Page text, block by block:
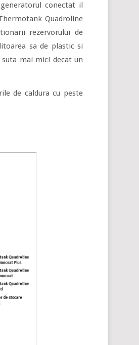
conectat il
Quadroline
rezervorului de
sa de plastic si
mai mici decat un
de caldura cu peste